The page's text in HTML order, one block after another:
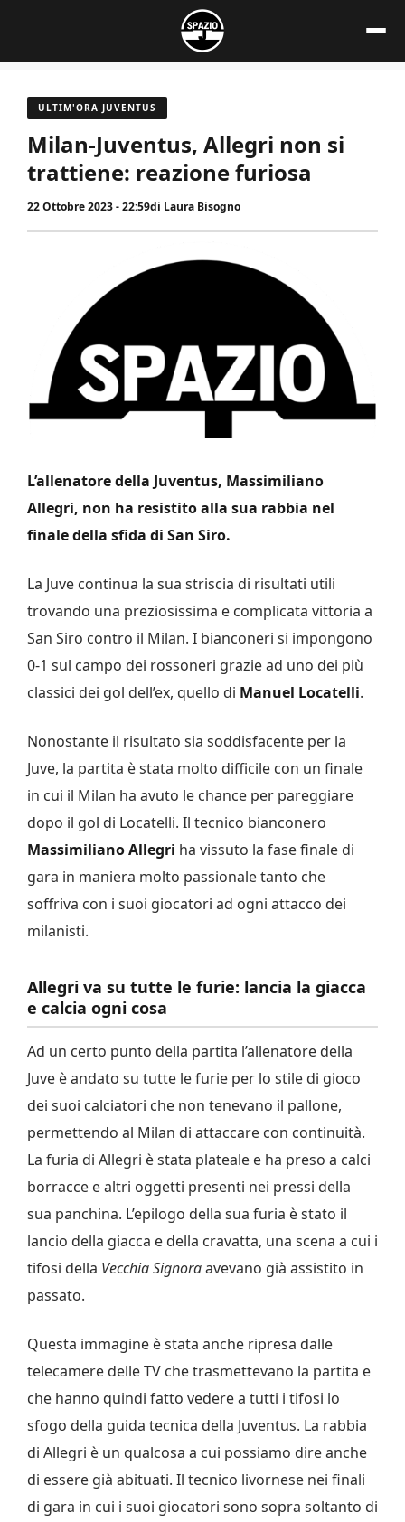
contenuto
ULTIM'ORA JUVENTUS
Milan-Juventus, Allegri non si
trattiene: reazione furiosa
22 Ottobre 2023 - 22:59di Laura Bisogno
L’allenatore della Juventus, Massimiliano
Allegri, non ha resistito alla sua rabbia nel
finale della sfida di San Siro.
La Juve continua la sua striscia di risultati utili
trovando una preziosissima e complicata vittoria a
San Siro contro il Milan. I bianconeri si impongono
0-1 sul campo dei rossoneri grazie ad uno dei più
classici dei gol dell’ex, quello di Manuel Locatelli.
Nonostante il risultato sia soddisfacente per la
Juve, la partita è stata molto difficile con un finale
in cui il Milan ha avuto le chance per pareggiare
dopo il gol di Locatelli. Il tecnico bianconero
Massimiliano Allegri ha vissuto la fase finale di
gara in maniera molto passionale tanto che
soffriva con i suoi giocatori ad ogni attacco dei
milanisti.
Allegri va su tutte le furie: lancia la giacca
e calcia ogni cosa
Ad un certo punto della partita l’allenatore della
Juve è andato su tutte le furie per lo stile di gioco
dei suoi calciatori che non tenevano il pallone,
permettendo al Milan di attaccare con continuità.
La furia di Allegri è stata plateale e ha preso a calci
borracce e altri oggetti presenti nei pressi della
sua panchina. L’epilogo della sua furia è stato il
lancio della giacca e della cravatta, una scena a cui i
tifosi della Vecchia Signoraavevano già assistito in
passato.
Questa immagine è stata anche ripresa dalle
telecamere delle TV che trasmettevano la partita e
che hanno quindi fatto vedere a tutti i tifosi lo
sfogo della guida tecnica della Juventus. La rabbia
di Allegri è un qualcosa a cui possiamo dire anche
di essere già abituati. Il tecnico livornese nei finali
di gara in cui i suoi giocatori sono sopra soltanto di